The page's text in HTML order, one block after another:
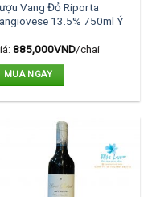
Vang Đỏ Riporta
13.5% 750ml Ý
885,000VND/chai
MUA NGAY